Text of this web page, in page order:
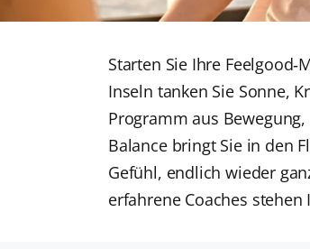
Starten Sie Ihre
Inseln tanken Sie Sonne,
Programm aus
Balance bringt Sie in den
Gefühl, endlich wieder
erfahrene Coaches